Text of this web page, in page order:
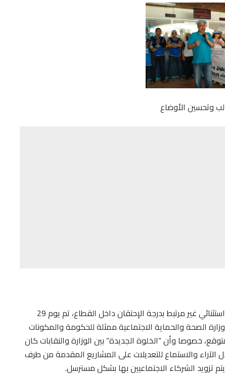
وتحسين الأوضاع
بعد جولات حوار قطاعي “ماراتوني” وفي سياق اجتماعي شبه استثنائي غير مرتبط بدرجة الإحتقان داخل القطاع، تم يوم 29
بين وزارة الصحة والحماية الاجتماعية ممثلة للحكومة والمكونات
خصوصا وأن “الخلوة الجديدة” بين الوزارة والنقابات كان
والاستماع للتعديلات على المشاريع المقدمة من طرف
يتم تزويد الشركاء الاجتماعيين بها بشكل مسترسل.